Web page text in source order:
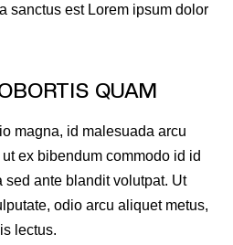
sanctus est Lorem ipsum dolor
QUAM
magna, id malesuada arcu
ex bibendum commodo id id
ante blandit volutpat. Ut
odio arcu aliquet metus,
lectus.